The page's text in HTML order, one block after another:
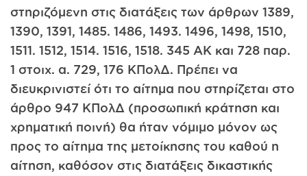
στηριζόμενη στις διατάξεις των άρθρων 1389,
1390, 1391, 1485. 1486, 1493. 1496, 1498, 1510,
1511. 1512, 1514. 1516, 1518. 345 ΑΚ και 728 παρ.
1 στοιχ. α. 729, 176 ΚΠολΔ. Πρέπει να
διευκρινιστεί ότι το αίτημα που στηρίζεται στο
άρθρο 947 ΚΠολΔ (προσωπική κράτηση και
χρηματική ποινή) θα ήταν νόμιμο μόνον ως
προς το αίτημα της μετοίκησης του καθού η
αίτηση, καθόσον στις διατάξεις δικαστικής